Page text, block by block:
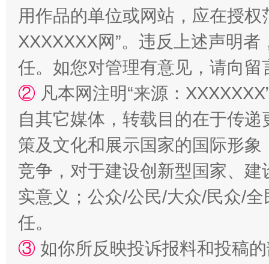
国家大学科技园优化重塑工作
扯下公款旅游的“隐身衣” 如何以
用作品的单位或网站，应在授
XXXXXXX网”。违反上述声明
任。如您对管理有意见，请向
② 凡本网注明“来源：
自其它媒体，转载目的在于传
策及文化和展示国家的国际形
竞争，对于建设创新型国家、
实意义；公众/公民/大众/民众/
任。
③ 如你所反映投诉报料和投稿